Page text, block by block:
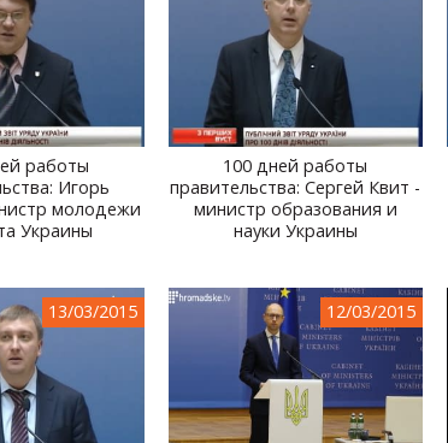
работы
Игорь
молодежи
Украины
100 дней работы
правительства: Сергей Квит -
министр образования и
науки Украины
13/03/2015 12/03/2015